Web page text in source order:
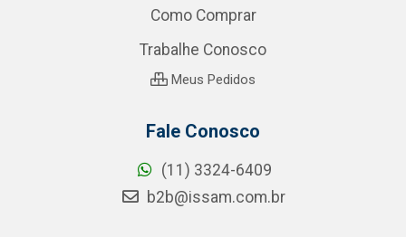
Como Comprar
Trabalhe Conosco
Meus Pedidos
Fale Conosco
(11) 3324-6409
b2b@issam.com.br